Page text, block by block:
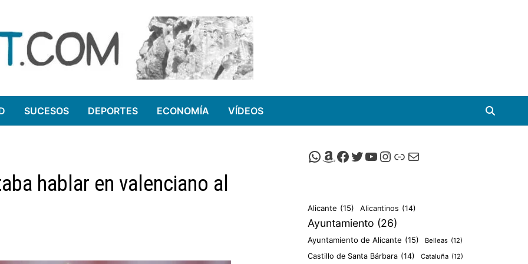
SUCESOS DEPORTES ECONOMÍA VÍDEOS
hablar en valenciano al
Canal de Whatsapp de Viscalacant
Comprar en Amazon
Facebook de Viscalacant
Twitter de Viscalacant
Canal de Youtube de Viscalacant
Instagram de Viscalacant
Viscalacant en Polkaverse
Correo electrónico
Alicante (15) Alicantinos (14)
Ayuntamiento (26)
Ayuntamiento de Alicante (15) Belleas (12)
Castillo de Santa Bárbara (14) Cataluña (12)